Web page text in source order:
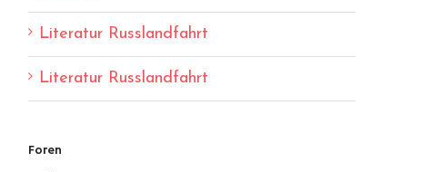
Literatur Russlandfahrt
Literatur Russlandfahrt
Foren